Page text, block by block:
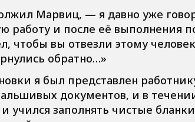
Марвиц, — я давно уже
работу и после её выполнения
чтобы вы отвезли этому
обратно…»
я был представлен
документов, и в
учился заполнять чистые